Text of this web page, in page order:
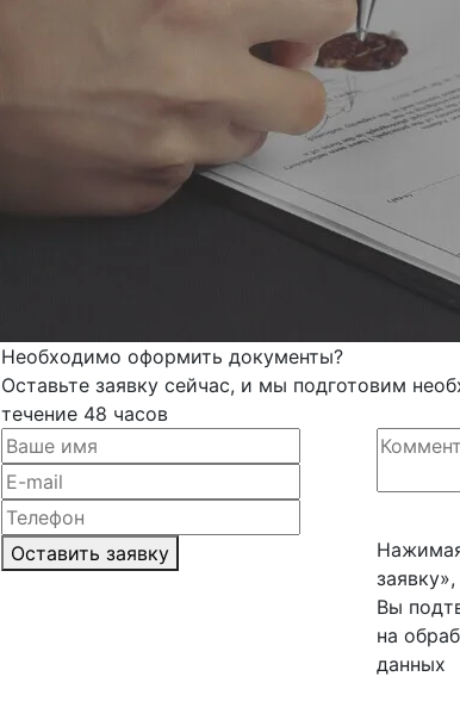
Необходимо оформить документы?
Оставьте заявку сейчас, и мы подготовим
течение 48 часов
Оставить заявку
заявку»,
Вы
на
данных